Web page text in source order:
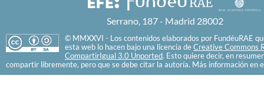
Serrano, 187 - Madrid 28002
© MMXXVI - Los contenidos elaborados por FundéuRAE
esta web lo hacen bajo una licencia de Creative Commons
CompartirIgual 3.0 Unported. Esto quiere decir, en
compartir libremente, pero que se debe citar la autoría. Más información en